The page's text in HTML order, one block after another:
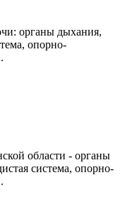
органы дыхания,
опорно-
области - органы
система, опорно-